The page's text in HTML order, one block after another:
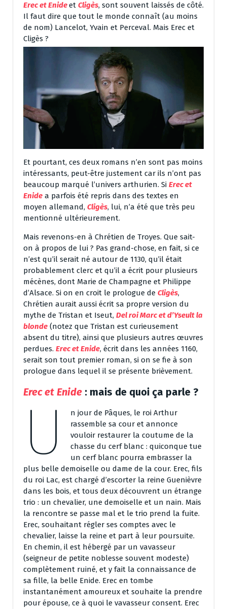
Erec et Enideet Cligès, sont souvent laissés de côté.
Il faut dire que tout le monde connaît (au moins
de nom) Lancelot, Yvain et Perceval. Mais Erec et
Cligès ?
Et pourtant, ces deux romans n’en sont pas moins
intéressants, peut-être justement car ils n’ont pas
beaucoup marqué l’univers arthurien. Si Erec et
Enide a parfois été repris dans des textes en
moyen allemand, Cligès, lui, n’a été que très peu
mentionné ultérieurement.
Mais revenons-en à Chrétien de Troyes. Que sait-
on à propos de lui ? Pas grand-chose, en fait, si ce
n’est qu’il serait né autour de 1130, qu’il était
probablement clerc et qu’il a écrit pour plusieurs
mécènes, dont Marie de Champagne et Philippe
d’Alsace. Si on en croit le prologue de Cligès,
Chrétien aurait aussi écrit sa propre version du
mythe de Tristan et Iseut, Del roi Marc et d’Yseult la
blonde (notez que Tristan est curieusement
absent du titre), ainsi que plusieurs autres œuvres
perdues. Erec et Enide, écrit dans les années 1160,
serait son tout premier roman, si on se fie à son
prologue dans lequel il se présente brièvement.
Erec et Enide : mais de quoi ça parle ?
U
n jour de Pâques, le roi Arthur
rassemble sa cour et annonce
vouloir restaurer la coutume de la
chasse du cerf blanc : quiconque tue
un cerf blanc pourra embrasser la
plus belle demoiselle ou dame de la cour. Erec, fils
du roi Lac, est chargé d’escorter la reine Guenièvre
dans les bois, et tous deux découvrent un étrange
trio : un chevalier, une demoiselle et un nain. Mais
la rencontre se passe mal et le trio prend la fuite.
Erec, souhaitant régler ses comptes avec le
chevalier, laisse la reine et part à leur poursuite.
En chemin, il est hébergé par un vavasseur
(seigneur de petite noblesse souvent modeste)
complètement ruiné, et y fait la connaissance de
sa fille, la belle Enide. Erec en tombe
instantanément amoureux et souhaite la prendre
pour épouse, ce à quoi le vavasseur consent. Erec